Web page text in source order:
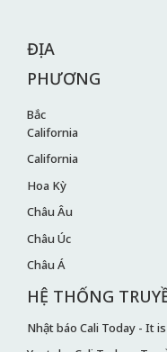
ĐỊA
PHƯƠNG
Bắc
California
California
Hoa Kỳ
Châu Âu
Châu Úc
Châu Á
HỆ THỐNG
Nhật báo Cali Today - It